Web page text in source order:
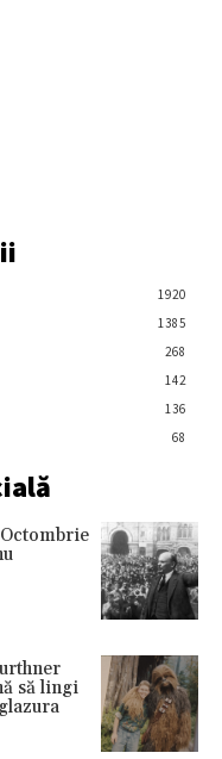
1920
1385
268
142
136
68
să lingi